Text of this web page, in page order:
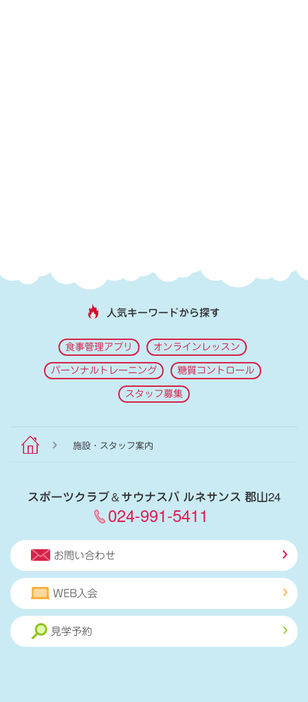
人気キーワードから探す
食事管理アプリ オンラインレッスン
パーソナルトレーニング 糖質コントロール
スタッフ募集
施設・スタッフ案内
スポーツクラブ＆サウナスパ ルネサンス 郡山24
024-991-5411
お問い合わせ
WEB入会
見学予約